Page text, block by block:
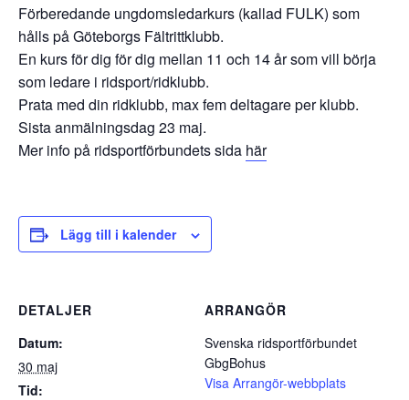
Förberedande ungdomsledarkurs (kallad FULK) som
hålls på Göteborgs Fältrittklubb.
En kurs för dig för dig mellan 11 och 14 år som vill börja
som ledare i ridsport/ridklubb.
Prata med din ridklubb, max fem deltagare per klubb.
Sista anmälningsdag 23 maj.
Mer info på ridsportförbundets sida här
Lägg till i kalender
DETALJER
Datum:
30 maj
Tid:
ARRANGÖR
Svenska ridsportförbundet
GbgBohus
Visa Arrangör-webbplats